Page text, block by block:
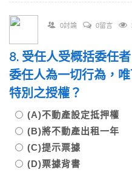
0討論 0留言
8. 受任人受概括委任
委任人為一切行為，
特別之授權？
(A)不動產設定抵押權
(B)將不動產出租一年
(C)提示票據
(D)票據背書